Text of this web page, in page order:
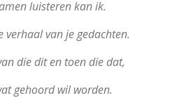
luisteren kan ik.
verhaal van je gedachten.
die dit en toen die dat,
gehoord wil worden.